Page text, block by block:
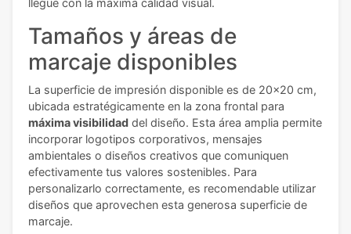
Tamaños y áreas de
marcaje disponibles
La superficie de impresión disponible es de 20x20 cm,
ubicada estratégicamente en la zona frontal para
máxima visibilidad del diseño. Esta área amplia permite
incorporar logotipos corporativos, mensajes
ambientales o diseños creativos que comuniquen
efectivamente tus valores sostenibles. Para
personalizarlo correctamente, es recomendable utilizar
diseños que aprovechen esta generosa superficie de
marcaje.